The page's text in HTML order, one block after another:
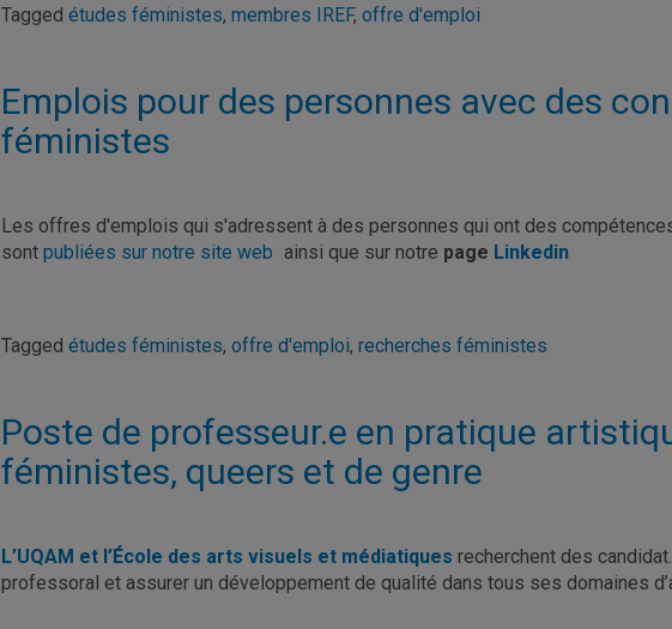
Tagged études féministes, membres IREF, offre d'emploi
Emplois pour des personnes avec des
féministes
Les offres d'emplois qui s'adressent à des personnes qui ont des
sont publiées sur notre site web ainsi que sur notre page Linkedin
Tagged études féministes, offre d'emploi, recherches féministes
Poste de professeur.e en pratique
féministes, queers et de genre
L’UQAM et l’École des arts visuels et médiatiques recherchent des
professoral et assurer un développement de qualité dans tous ses domaines